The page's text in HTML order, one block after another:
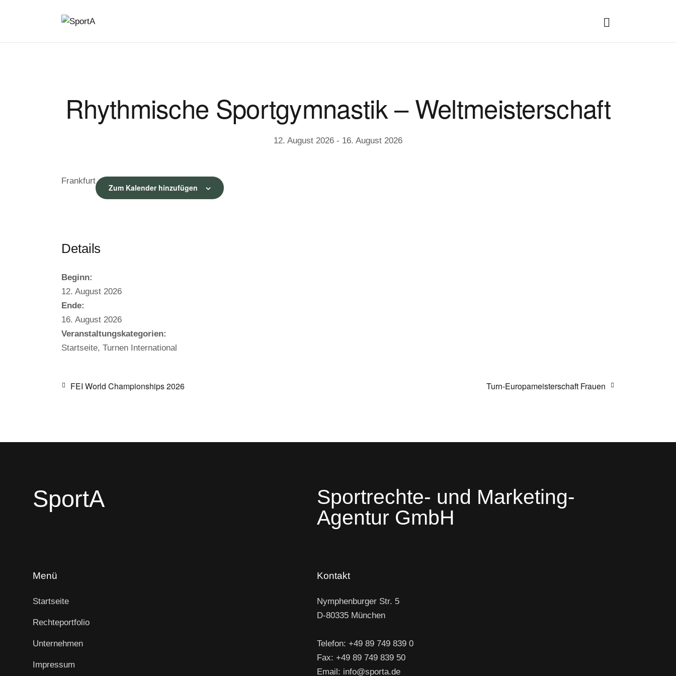
Rhythmische Sportgymnastik – Weltmeisterschaft
12. August 2026 - 16. August 2026
Frankfurt
Zum Kalender hinzufügen
Details
Beginn:
12. August 2026
Ende:
16. August 2026
Veranstaltungskategorien:
Startseite, Turnen International
FEI World Championships 2026 Turn-Europameisterschaft Frauen
SportA
Sportrechte- und Marketing-
Agentur GmbH
Menü
Startseite
Rechteportfolio
Unternehmen
Impressum
Kontakt
Nymphenburger Str. 5
D-80335 München
Telefon: +49 89 749 839 0
Fax: +49 89 749 839 50
Email: info@sporta.de